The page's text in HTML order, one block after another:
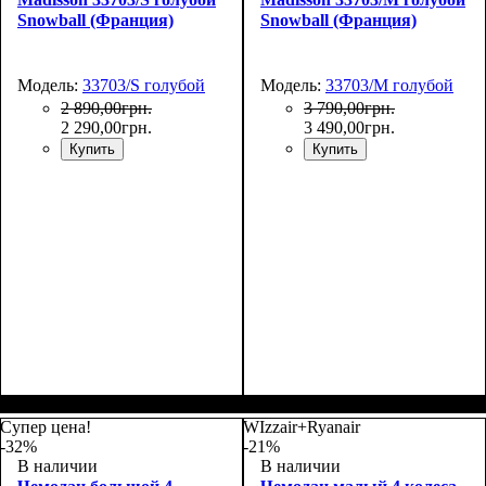
Snowball (Франция)
Модель: 33703/S голубой
2 890,00грн.
2 290,00грн.
Купить
55х36х20
Snowball (Франция)
Модель: 33703/M голубой
3 790,00грн.
3 490,00грн.
Купить
66х44х27
Супер цена!
-32%
В наличии
WIzzair+Ryanair
-21%
В наличии